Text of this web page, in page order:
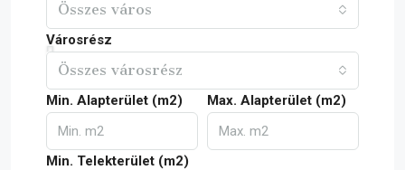
Összes város
Városrész
Összes városrész
Min. Alapterület (m2) Max. Alapterület (m2)
Min. Telekterület (m2)